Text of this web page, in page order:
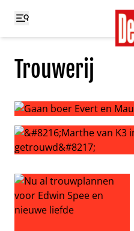
Trouwerij
Gaan boer Evert en Maud